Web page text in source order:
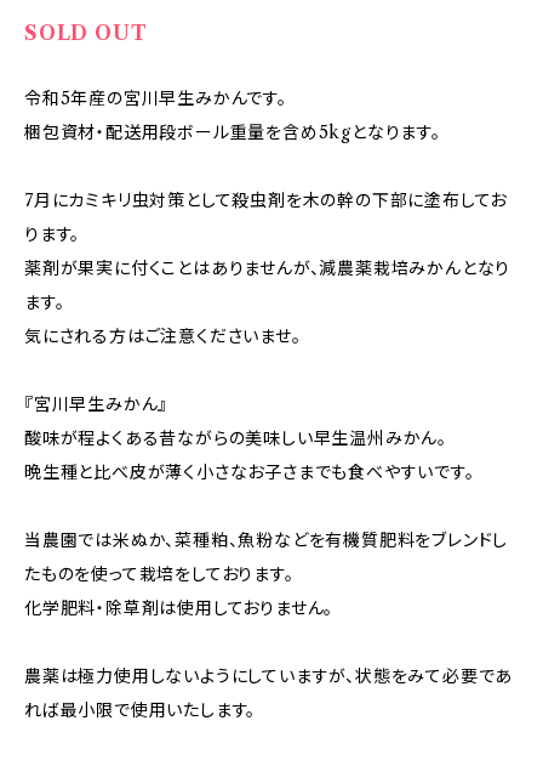
SOLD OUT
令和5年産の宮川早生みかんです。
梱包資材・配送用段ボール重量を含め5kgとなります。
7月にカミキリ虫対策として殺虫剤を木の幹の下部に塗布してお
ります。
薬剤が果実に付くことはありませんが、減農薬栽培みかんとなり
ます。
気にされる方はご注意くださいませ。
『宮川早生みかん』
酸味が程よくある昔ながらの美味しい早生温州みかん。
晩生種と比べ皮が薄く小さなお子さまでも食べやすいです。
当農園では米ぬか、菜種粕、魚粉などを有機質肥料をブレンドし
たものを使って栽培をしております。
化学肥料・除草剤は使用しておりません。
農薬は極力使用しないようにしていますが、状態をみて必要であ
れば最小限で使用いたします。